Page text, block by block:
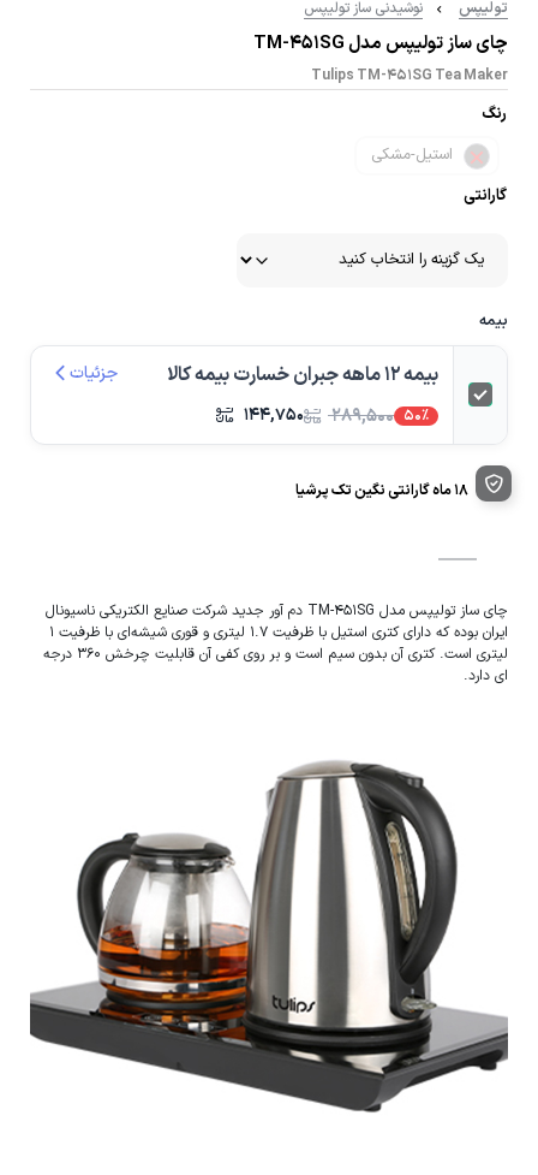
تولیپس نوشیدنی ساز تولیپس
چای ساز تولیپس مدل TM-451SG
Tulips TM-451SG Tea Maker
رنگ
استیل-مشکی
گارانتی
بیمه
بیمه 12 ماهه جبران خسارت بیمه کالا
50% ۲۸۹,۵۰۰ ۱۴۴,۷۵۰
جزئیات
18 ماه گارانتی نگین تک پرشیا
چای ساز تولیپس مدل TM-451SG دم آور جدید شرکت صنایع الکتریکی ناسیونال
ایران بوده که دارای کتری استیل با ظرفیت 1.7 لیتری و قوری شیشه‌ای با ظرفیت 1
لیتری است. کتری آن بدون سیم است و بر روی کفی آن قابلیت چرخش 360 درجه
ای دارد.